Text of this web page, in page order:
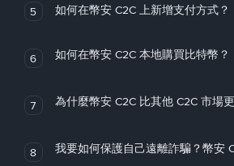
5 如何在幣安 C2C 上新增支付方式？
6 如何在幣安 C2C 本地購買比特幣？
7 為什麼幣安 C2C 比其他 C2C 市場
8 我要如何保護自己遠離詐騙？幣安